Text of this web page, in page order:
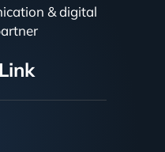
& digital